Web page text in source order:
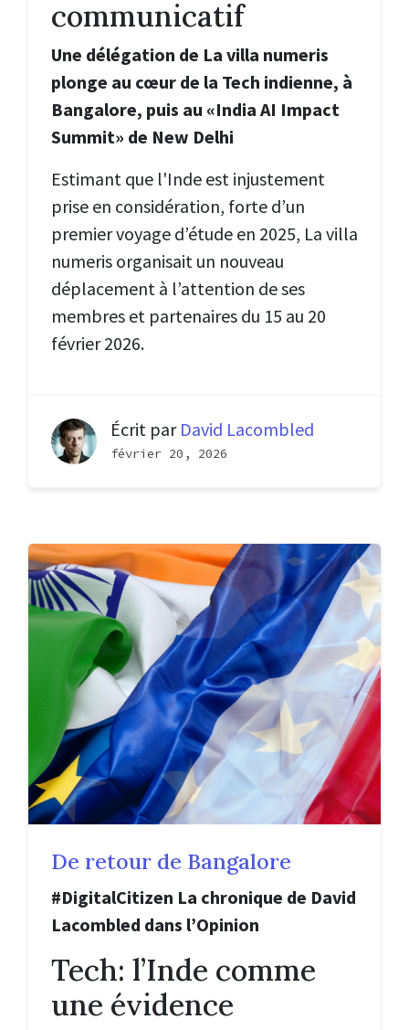
communicatif
Une délégation de La villa numeris
plonge au cœur de la Tech indienne, à
Bangalore, puis au «India AI Impact
Summit» de New Delhi
Estimant que l'Inde est injustement
prise en considération, forte d’un
premier voyage d’étude en 2025, La villa
numeris organisait un nouveau
déplacement à l’attention de ses
membres et partenaires du 15 au 20
février 2026.
Écrit par David Lacombled
février 20, 2026
De retour de Bangalore
#DigitalCitizen La chronique de David
Lacombled dans l’Opinion
Tech: l’Inde comme
une évidence